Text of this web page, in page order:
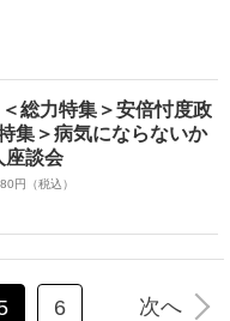
＜総力特集＞安倍忖度政
集＞病気にならないか
座談会
円（税込）
6 次へ